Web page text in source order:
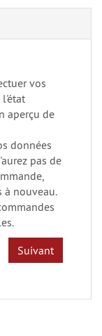
vos
l'état
aperçu de
données
pas de
à nouveau.
Suivant